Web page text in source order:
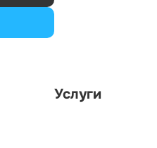
Услуги